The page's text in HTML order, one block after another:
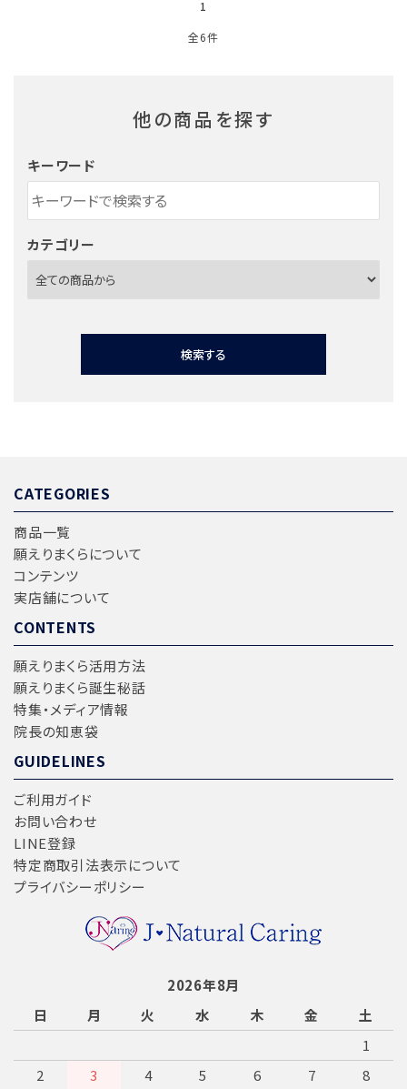
1
全6件
他の商品を探す
キーワード
カテゴリー
検索する
キーワード
カテゴリー
CATEGORIES
商品一覧
願えりまくらについて
コンテンツ
実店舗について
CONTENTS
願えりまくら活用方法
願えりまくら誕生秘話
特集・メディア情報
院長の知恵袋
GUIDELINES
ご利用ガイド
お問い合わせ
LINE登録
特定商取引法表示について
プライバシーポリシー
2026年8月
日
月 火 水 木 金
土
1
2
3 4 5 6 7 8